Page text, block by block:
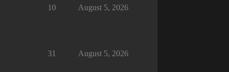
10 August 5, 2026
31 August 5, 2026